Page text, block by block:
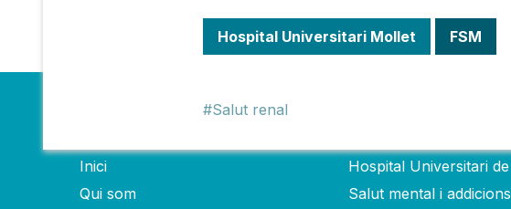
Hospital Universitari Mollet FSM
Salut renal
Inici
Qui som
Hospital Universitari
Salut mental i addicions